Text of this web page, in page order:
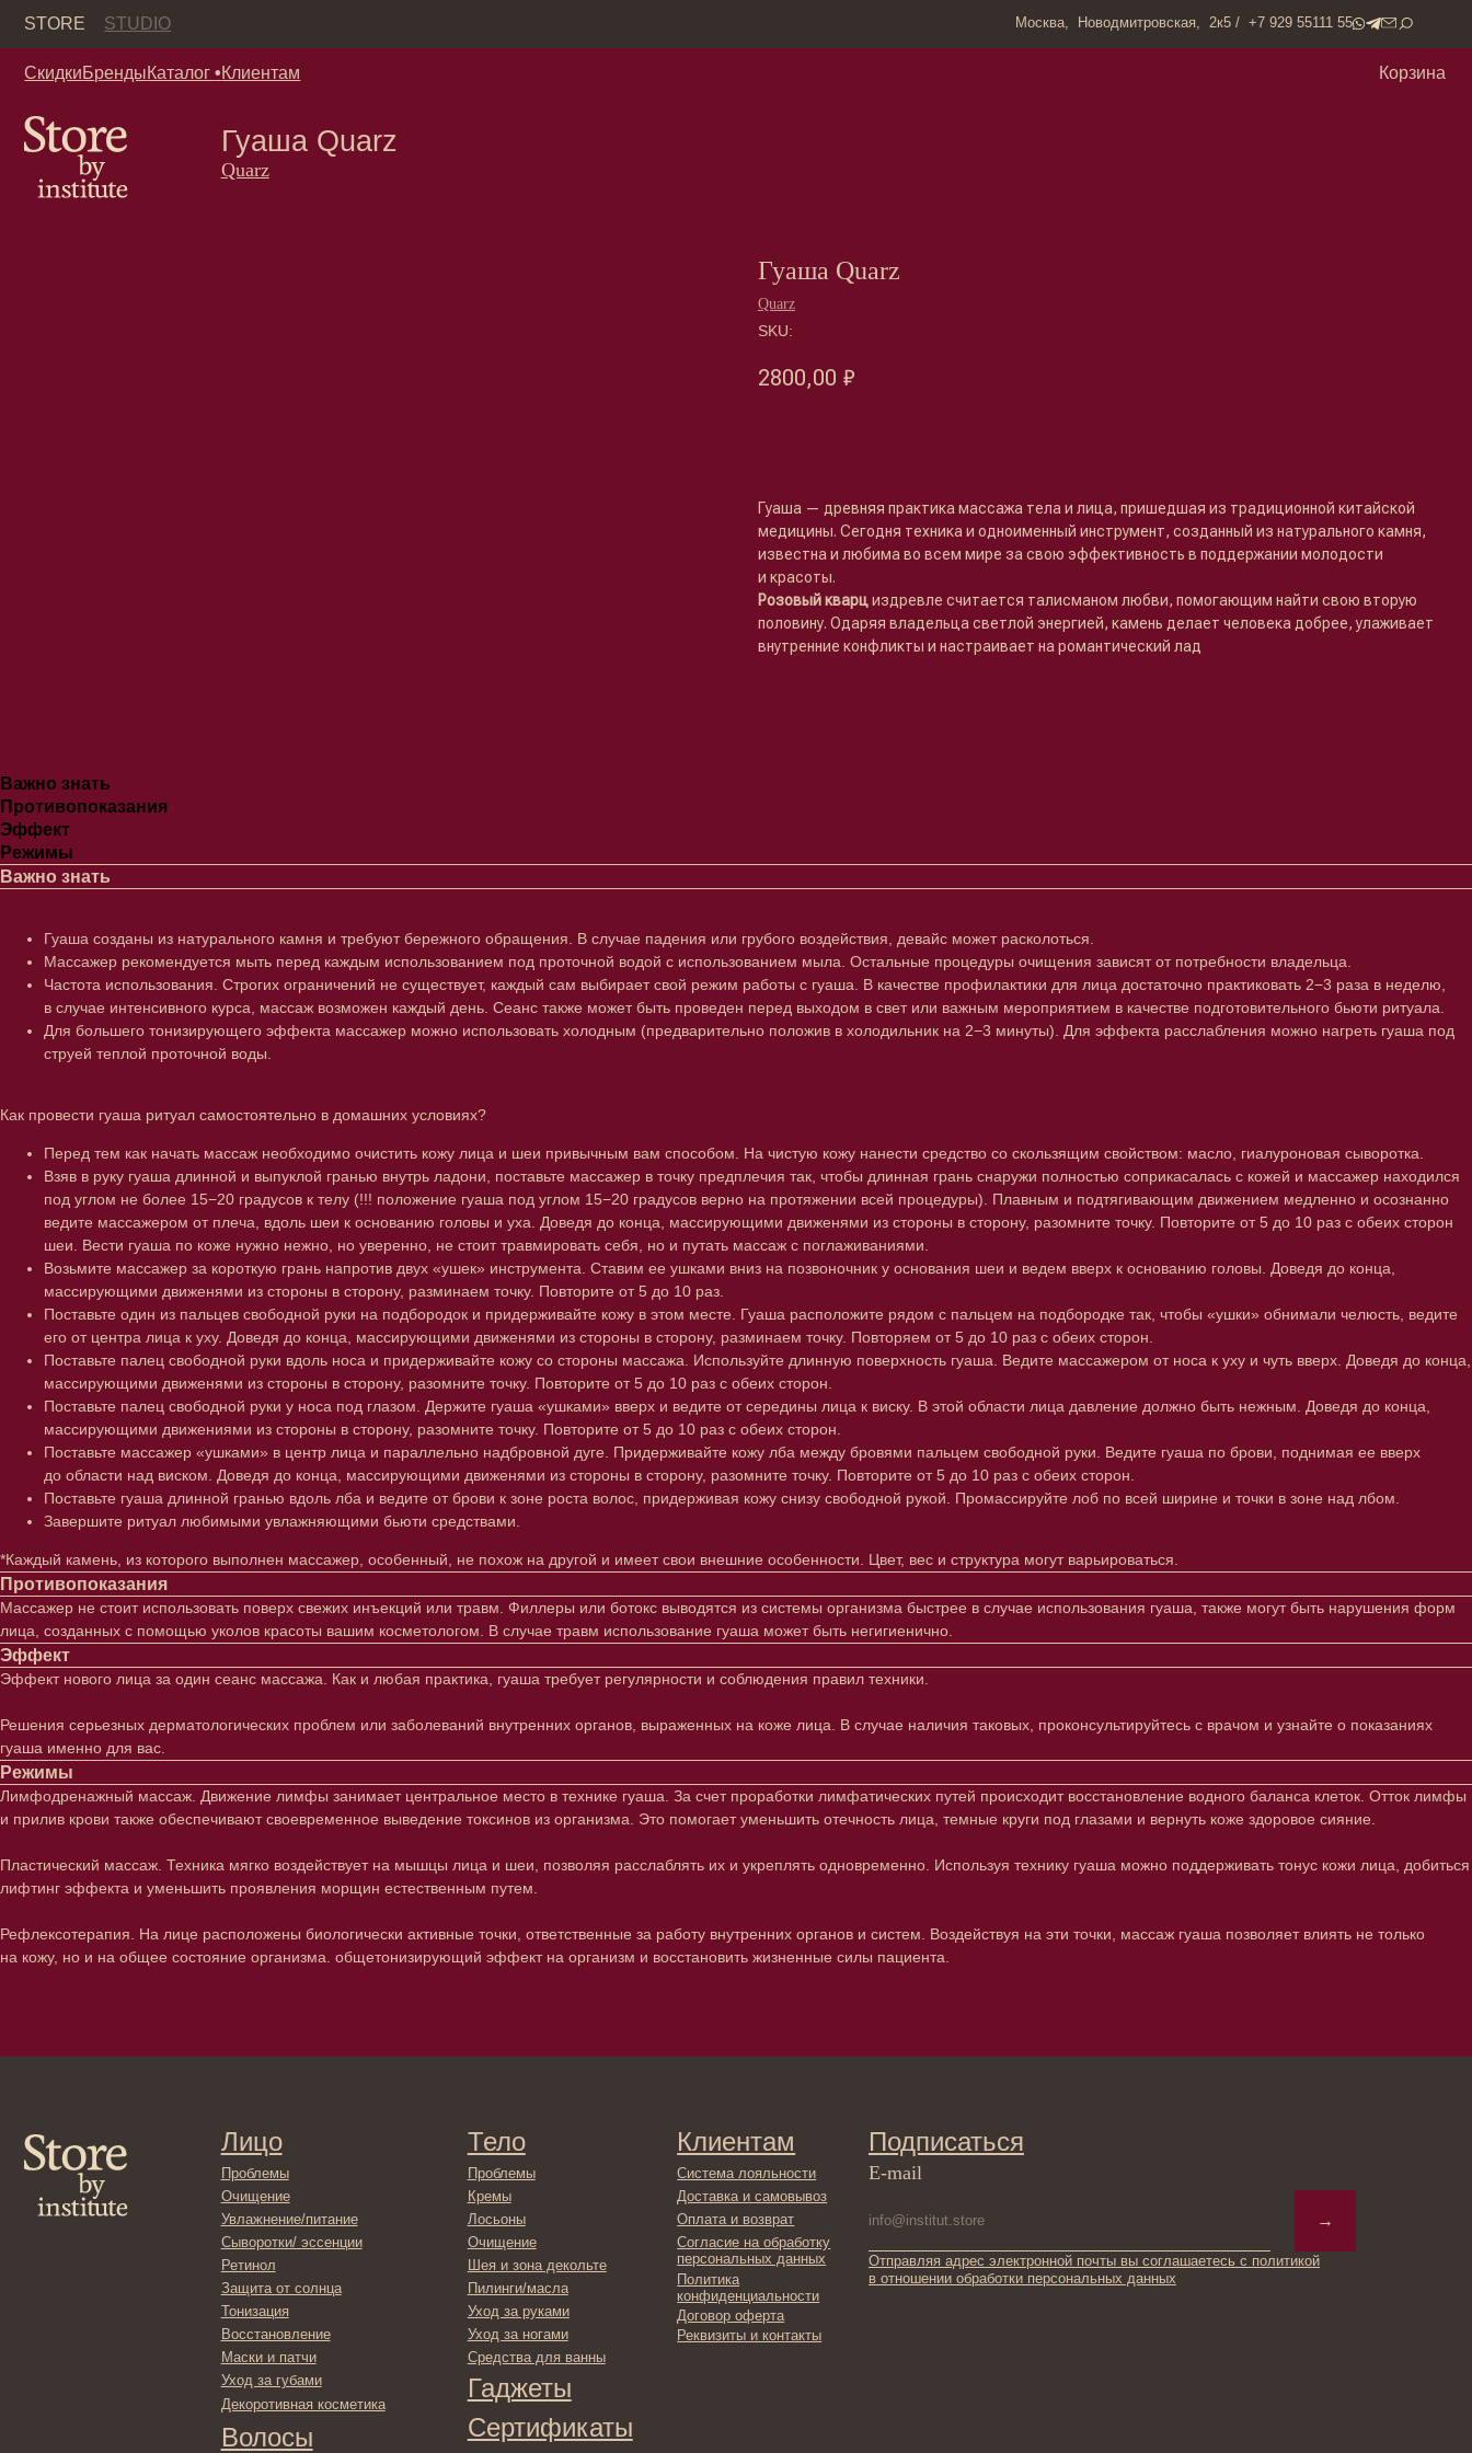
Москва, Новодмитровская, 2к5 / +7 929 55111 55
STORE STUDIO
Скидки Бренды Каталог Клиентам
Гуаша Quarz
Quarz
Гуаша Quarz
Quarz
SKU:
2800,00 ₽
Гуаша — древняя практика массажа тела и лица, пришедшая из традиционной китайской
медицины. Сегодня техника и одноименный инструмент, созданный из натурального камня,
известна и любима во всем мире за свою эффективность в поддержании молодости
и красоты.
Розовый кварциздревле считается талисманом любви, помогающим найти свою вторую
половину. Одаряя владельца светлой энергией, камень делает человека добрее, улаживает
внутренние конфликты и настраивает на романтический лад
Важно знать
Противопоказания
Эффект
Режимы
Важно знать
Гуаша созданы из натурального камня и требуют бережного обращения. В случае падения или грубого воздействия, девайс может расколоться.
Массажер рекомендуется мыть перед каждым использованием под проточной водой с использованием мыла. Остальные процедуры очищения зависят от потребности владельца.
Частота использования. Строгих ограничений не существует, каждый сам выбирает свой режим работы с гуаша. В качестве профилактики для лица достаточно практиковать 2−3 раза в неделю,
в случае интенсивного курса, массаж возможен каждый день. Сеанс также может быть проведен перед выходом в свет или важным мероприятием в качестве подготовительного бьюти ритуала.
Для большего тонизирующего эффекта массажер можно использовать холодным (предварительно положив в холодильник на 2−3 минуты). Для эффекта расслабления можно нагреть гуаша под
струей теплой проточной воды.
Как провести гуаша ритуал самостоятельно в домашних условиях?
Перед тем как начать массаж необходимо очистить кожу лица и шеи привычным вам способом. На чистую кожу нанести средство со скользящим свойством: масло, гиалуроновая сыворотка.
Взяв в руку гуаша длинной и выпуклой гранью внутрь ладони, поставьте массажер в точку предплечия так, чтобы длинная грань снаружи полностью соприкасалась с кожей и массажер находился
под углом не более 15−20 градусов к телу (!!! положение гуаша под углом 15−20 градусов верно на протяжении всей процедуры). Плавным и подтягивающим движением медленно и осознанно
ведите массажером от плеча, вдоль шеи к основанию головы и уха. Доведя до конца, массирующими движенями из стороны в сторону, разомните точку. Повторите от 5 до 10 раз с обеих сторон
шеи. Вести гуаша по коже нужно нежно, но уверенно, не стоит травмировать себя, но и путать массаж с поглаживаниями.
Возьмите массажер за короткую грань напротив двух «ушек» инструмента. Ставим ее ушками вниз на позвоночник у основания шеи и ведем вверх к основанию головы. Доведя до конца,
массирующими движенями из стороны в сторону, разминаем точку. Повторите от 5 до 10 раз.
Поставьте один из пальцев свободной руки на подбородок и придерживайте кожу в этом месте. Гуаша расположите рядом с пальцем на подбородке так, чтобы «ушки» обнимали челюсть, ведите
его от центра лица к уху. Доведя до конца, массирующими движенями из стороны в сторону, разминаем точку. Повторяем от 5 до 10 раз с обеих сторон.
Поставьте палец свободной руки вдоль носа и придерживайте кожу со стороны массажа. Используйте длинную поверхность гуаша. Ведите массажером от носа к уху и чуть вверх. Доведя до конца,
массирующими движенями из стороны в сторону, разомните точку. Повторите от 5 до 10 раз с обеих сторон.
Поставьте палец свободной руки у носа под глазом. Держите гуаша «ушками» вверх и ведите от середины лица к виску. В этой области лица давление должно быть нежным. Доведя до конца,
массирующими движениями из стороны в сторону, разомните точку. Повторите от 5 до 10 раз с обеих сторон.
Поставьте массажер «ушками» в центр лица и параллельно надбровной дуге. Придерживайте кожу лба между бровями пальцем свободной руки. Ведите гуаша по брови, поднимая ее вверх
до области над виском. Доведя до конца, массирующими движенями из стороны в сторону, разомните точку. Повторите от 5 до 10 раз с обеих сторон.
Поставьте гуаша длинной гранью вдоль лба и ведите от брови к зоне роста волос, придерживая кожу снизу свободной рукой. Промассируйте лоб по всей ширине и точки в зоне над лбом.
Завершите ритуал любимыми увлажняющими бьюти средствами.
*Каждый камень, из которого выполнен массажер, особенный, не похож на другой и имеет свои внешние особенности. Цвет, вес и структура могут варьироваться.
Противопоказания
Массажер не стоит использовать поверх свежих инъекций или травм. Филлеры или ботокс выводятся из системы организма быстрее в случае использования гуаша, также могут быть нарушения форм
лица, созданных с помощью уколов красоты вашим косметологом. В случае травм использование гуаша может быть негигиенично.
Эффект
Эффект нового лица за один сеанс массажа. Как и любая практика, гуаша требует регулярности и соблюдения правил техники.
Решения серьезных дерматологических проблем или заболеваний внутренних органов, выраженных на коже лица. В случае наличия таковых, проконсультируйтесь с врачом и узнайте о показаниях
гуаша именно для вас.
Режимы
Лимфодренажный массаж. Движение лимфы занимает центральное место в технике гуаша. За счет проработки лимфатических путей происходит восстановление водного баланса клеток. Отток лимфы
и прилив крови также обеспечивают своевременное выведение токсинов из организма. Это помогает уменьшить отечность лица, темные круги под глазами и вернуть коже здоровое сияние.
Пластический массаж. Техника мягко воздействует на мышцы лица и шеи, позволяя расслаблять их и укреплять одновременно. Используя технику гуаша можно поддерживать тонус кожи лица, добиться
лифтинг эффекта и уменьшить проявления морщин естественным путем.
Рефлексотерапия. На лице расположены биологически активные точки, ответственные за работу внутренних органов и систем. Воздействуя на эти точки, массаж гуаша позволяет влиять не только
на кожу, но и на общее состояние организма. общетонизирующий эффект на организм и восстановить жизненные силы пациента.
Проблемы
Кремы
Гаджеты
Сертификаты
Наборы
Система лояльности
Доставка и самовывоз
E-mail
Проблемы
Очищение
Декоротивная косметика
Волосы
Проблемы
Шампуни
Кондиционеры/бальзамы
Маски/скрабы
Сыворотки/лосьоны
Спреи
Средства для укладки